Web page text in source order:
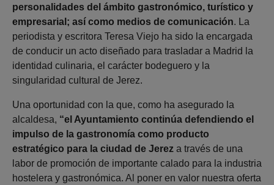
personalidades del ámbito gastronómico, turístico y
empresarial; así como medios de comunicación. La
periodista y escritora Teresa Viejo ha sido la encargada
de conducir un acto diseñado para trasladar a Madrid la
identidad culinaria, el carácter bodeguero y la
singularidad cultural de Jerez.
Una oportunidad con la que, como ha asegurado la
alcaldesa, “el Ayuntamiento continúa defendiendo el
impulso de la gastronomía como producto
estratégico para la ciudad de Jerez a través de una
labor de promoción de importante calado para la industria
hostelera y gastronómica. Al poner en valor nuestra oferta